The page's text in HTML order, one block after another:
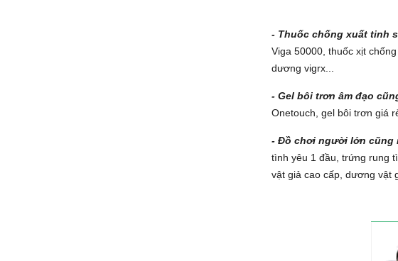
- Thuốc chống xuất tinh
Viga 50000, thuốc xịt
dương vigrx...
- Gel bôi trơn âm đạo
Onetouch, gel bôi trơn giá
- Đồ chơi người lớn cũng
tình yêu 1 đầu, trứng rung
vật giả cao cấp, dương vật